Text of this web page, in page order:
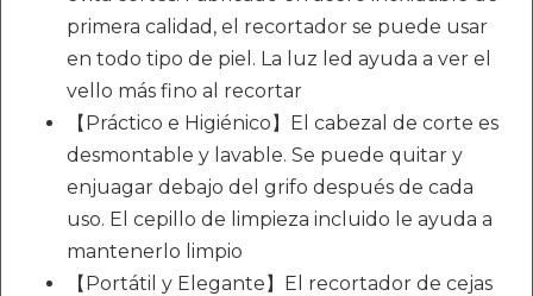
primera calidad, el recortador se puede usar
en todo tipo de piel. La luz led ayuda a ver el
vello más fino al recortar
【Práctico e Higiénico】El cabezal de corte es
desmontable y lavable. Se puede quitar y
enjuagar debajo del grifo después de cada
uso. El cepillo de limpieza incluido le ayuda a
mantenerlo limpio
【Portátil y Elegante】El recortador de cejas